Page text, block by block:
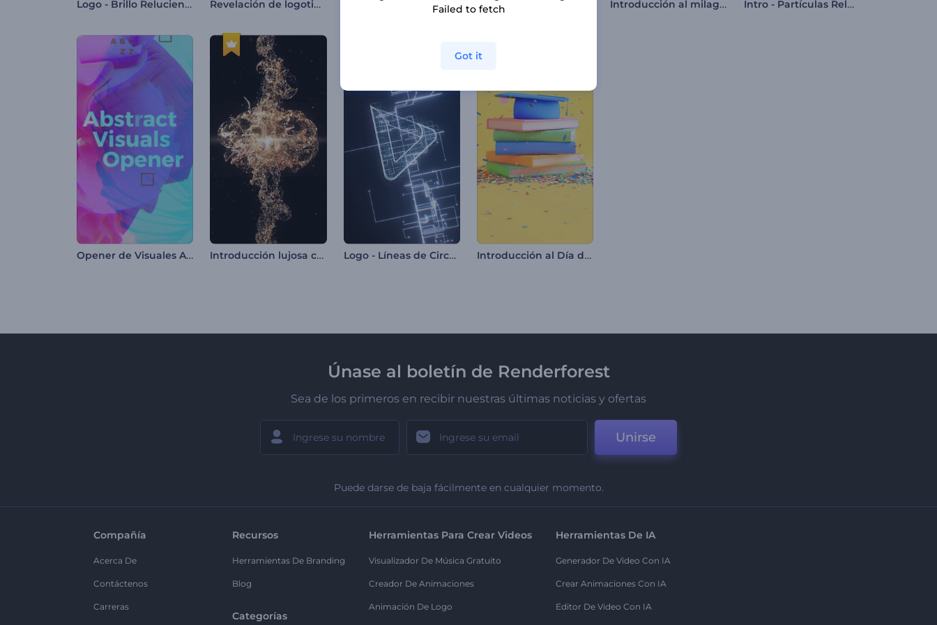
Logo - Brillo Reluciente Revelación de logotipo con división celular Introducción al milagro de la bola de nieve Intro - Partículas Relucientes
Opener de Visuales Abstractas Introducción lujosa con partículas doradas Logo - Líneas de Circuitos Digitales Introducción al Día de la Graduación
Únase al boletín de Renderforest
Sea de los primeros en recibir nuestras últimas noticias y ofertas
Unirse
Puede darse de baja fácilmente en cualquier momento.
Compañía
Acerca De
Contáctenos
Carreras
Recursos
Herramientas De Branding
Blog
Categorías
Herramientas Para Crear Videos
Visualizador De Música Gratuito
Creador De Animaciones
Animación De Logo
Herramientas De IA
Generador De Video Con IA
Crear Animaciones Con IA
Editor De Video Con IA
Failed to fetch
Got it